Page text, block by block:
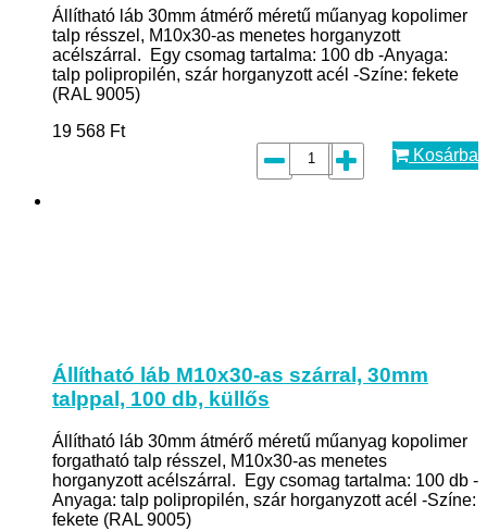
Állítható láb 30mm átmérő méretű műanyag kopolimer
talp résszel, M10x30-as menetes horganyzott
acélszárral. Egy csomag tartalma: 100 db -Anyaga:
talp polipropilén, szár horganyzott acél -Színe: fekete
(RAL 9005)
19 568 Ft
Kosárba
Állítható láb M10x30-as szárral, 30mm
talppal, 100 db, küllős
Állítható láb 30mm átmérő méretű műanyag kopolimer
forgatható talp résszel, M10x30-as menetes
horganyzott acélszárral. Egy csomag tartalma: 100 db -
Anyaga: talp polipropilén, szár horganyzott acél -Színe:
fekete (RAL 9005)